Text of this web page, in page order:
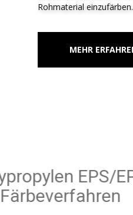
Rohmaterial einzufärben.
MEHR